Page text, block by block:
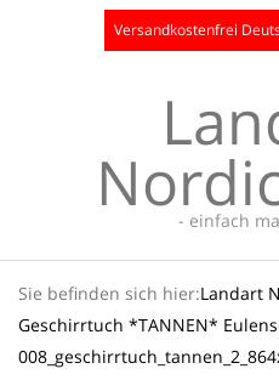
Versandkostenfrei
- einfach
Navigation
Menu
Sie befinden sich hier:Landart
Geschirrtuch *TANNEN*